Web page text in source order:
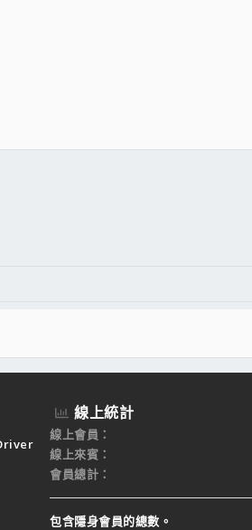
線上統計
線上會員
線上來賓
會員總計
包含隱身會員的總數。